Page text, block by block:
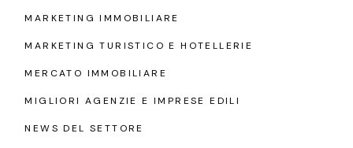
MARKETING IMMOBILIARE
MARKETING TURISTICO E HOTELLERIE
MERCATO IMMOBILIARE
MIGLIORI AGENZIE E IMPRESE EDILI
NEWS DEL SETTORE